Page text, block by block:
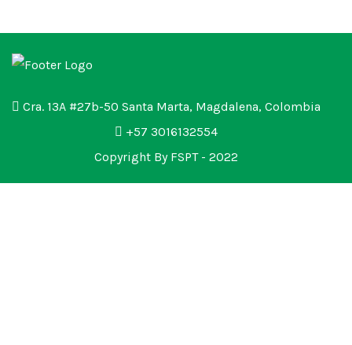
Cra. 13A #27b-50 Santa Marta, Magdalena, Colombia
+57 3016132554
Copyright By FSPT - 2022